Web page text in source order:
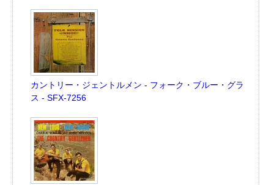
カントリー・ジェントルメン - フォーク・ブルー・グラ
ス - SFX-7256